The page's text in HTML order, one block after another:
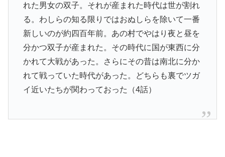
れた男女の双子。それが産まれた時代は世が割れ
る。わしらの知る限りではおぬしらを除いて一番
新しいのが約四百年前。あの村でやはり夜と昼を
分かつ双子が産まれた。その時代に国が東西に分
かれて大戦があった。さらにその昔は南北に分か
れて戦っていた時代があった。どちらも裏でツガ
イ近いたちが関わっておった（4話）